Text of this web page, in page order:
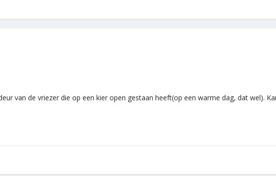
van de vriezer die op een kier open gestaan heeft(op een warme dag, dat wel).